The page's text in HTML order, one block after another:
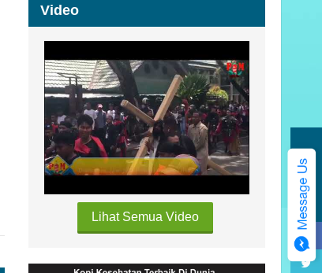
Video
Lihat Semua Video
Kategori